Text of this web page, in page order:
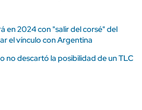
en 2024 con "salir del corsé" del
el vínculo con Argentina
no descartó la posibilidad de un TLC